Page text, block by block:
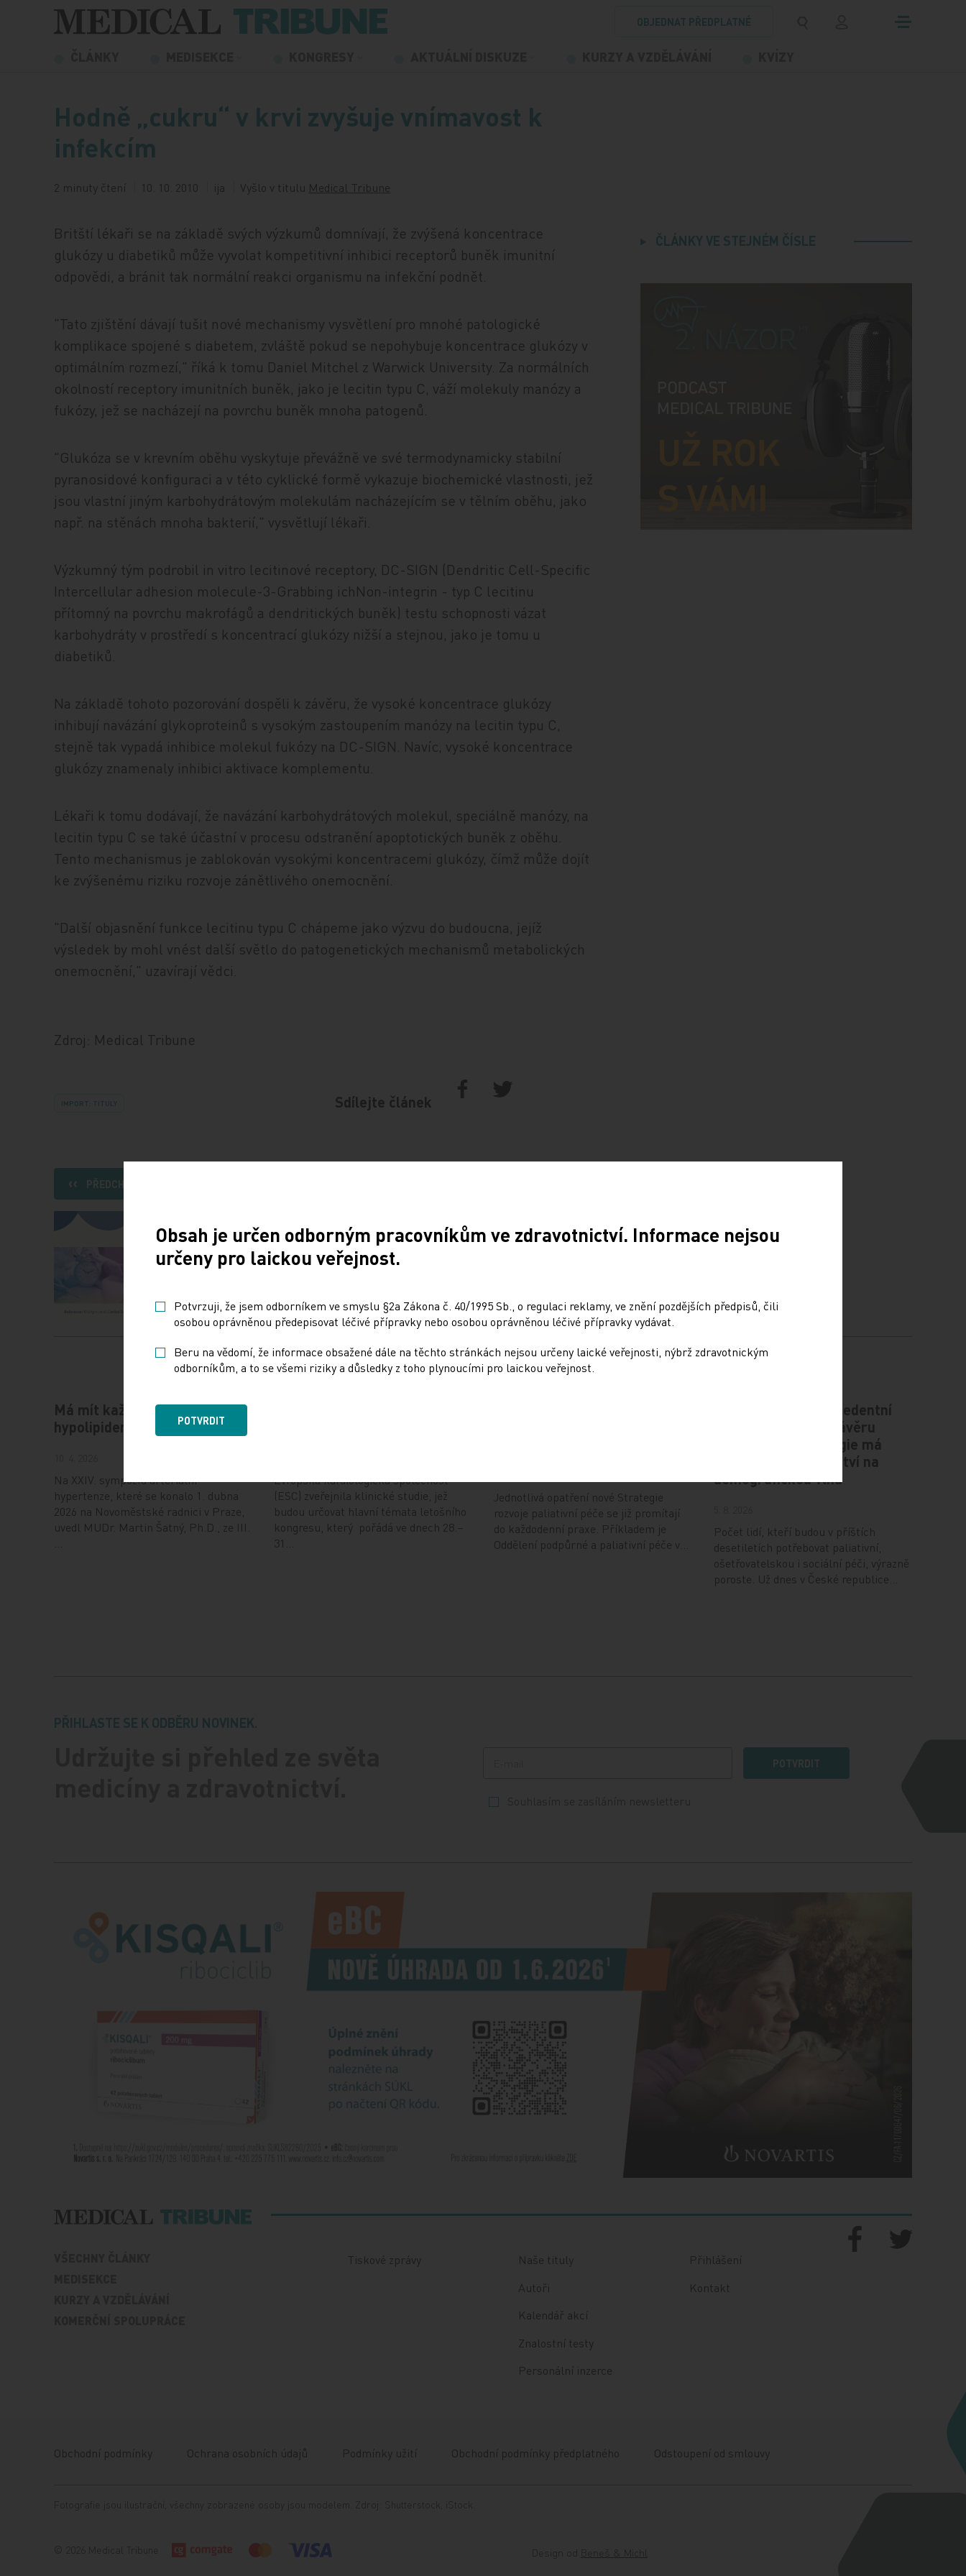
Přeskočit na obsah
OBJEDNAT PŘEDPLATNÉ
Hodně „cukru“ v krvi zvyšuje vnímavost k
infekcím
2 minuty čtení 10. 10. 2010 ija Vyšlo v titulu Medical Tribune
Britští lékaři se na základě svých výzkumů domnívají, že zvýšená koncentrace
glukózy u diabetiků může vyvolat kompetitivní inhibici receptorů buněk imunitní
odpovědi, a bránit tak normální reakci organismu na infekční podnět.
"Tato zjištění dávají tušit nové mechanismy vysvětlení pro mnohé patologické
komplikace spojené s diabetem, zvláště pokud se nepohybuje koncentrace glukózy v
optimálním rozmezí," říká k tomu Daniel Mitchel z Warwick University. Za normálních
okolností receptory imunitních buněk, jako je lecitin typu C, váží molekuly manózy a
fukózy, jež se nacházejí na povrchu buněk mnoha patogenů.
"Glukóza se v krevním oběhu vyskytuje převážně ve své termodynamicky stabilní
pyranosidové konfiguraci a v této cyklické formě vykazuje biochemické vlastnosti, jež
jsou vlastní jiným karbohydrátovým molekulám nacházejícím se v tělním oběhu, jako
např. na stěnách mnoha bakterií," vysvětlují lékaři.
Výzkumný tým podrobil in vitro lecitinové receptory, DC-SIGN (Dendritic Cell-Specific
Intercellular adhesion molecule-3-Grabbing ichNon-integrin - typ C lecitinu
přítomný na povrchu makrofágů a dendritických buněk) testu schopnosti vázat
karbohydráty v prostředí s koncentrací glukózy nižší a stejnou, jako je tomu u
diabetiků.
Na základě tohoto pozorování dospěli k závěru, že vysoké koncentrace glukózy
inhibují navázání glykoproteinů s vysokým zastoupením manózy na lecitin typu C,
stejně tak vypadá inhibice molekul fukózy na DC-SIGN. Navíc, vysoké koncentrace
glukózy znamenaly inhibici aktivace komplementu.
Lékaři k tomu dodávají, že navázání karbohydrátových molekul, speciálně manózy, na
lecitin typu C se také účastní v procesu odstranění apoptotických buněk z oběhu.
Tento mechanismus je zablokován vysokými koncentracemi glukózy, čímž může dojít
ke zvýšenému riziku rozvoje zánětlivého onemocnění.
"Další objasnění funkce lecitinu typu C chápeme jako výzvu do budoucna, jejíž
výsledek by mohl vnést další světlo do patogenetických mechanismů metabolických
onemocnění," uzavírají vědci.
Zdroj: Medical Tribune
IMPORT: TITULY Sdílejte článek
PŘEDCHOZÍ ČLÁNEK
ČLÁNKY VE STEJNÉM ČÍSLE
Doporučené
Má mít každý hypertonik
hypolipidemikum?
Na XXIV. sympoziu arteriální
hypertenze, které se konalo 1. dubna
2026 na Novoměstské radnici v Praze,
uvedl MUDr. Martin Šatný, Ph.D., ze III.
Evropská kardiologická společnost
(ESC) zveřejnila klinické studie, jež
budou určovat hlavní témata letošního
kongresu, který pořádá ve dnech 28.–
31…
Jednotlivá opatření nové Strategie
rozvoje paliativní péče se již promítají
do každodenní praxe. Příkladem je
Oddělení podpůrné a paliativní péče v…
Česko čeká bezprecedentní
nárůst pacientů v závěru
života. Nová strategie má
připravit zdravotnictví na
demografickou vlnu
Počet lidí, kteří budou v příštích
desetiletích potřebovat paliativní,
ošetřovatelskou i sociální péči, výrazně
poroste. Už dnes v České republice…
PŘIHLASTE SE K ODBĚRU NOVINEK.
POTVRDIT
Tiskové zprávy
Naše tituly
Autoři
Kalendář akcí
Znalostní testy
Personální inzerce
Přihlášení
Kontakt
Obchodní podmínky Ochrana osobních údajů Podmínky užití Obchodní podmínky předplatného Odstoupení od smlouvy
Fotografie jsou ilustrační, všechny zobrazené osoby jsou modelem. Zdroj: Shutterstock, iStock.
© 2026 Medical Tribune Beneš & Michl
Obsah je určen odborným pracovníkům ve zdravotnictví. Informace nejsou
určeny pro laickou veřejnost.
Potvrzuji, že jsem odborníkem ve smyslu §2a Zákona č. 40/1995 Sb., o regulaci reklamy, ve znění pozdějších předpisů, čili
osobou oprávněnou předepisovat léčivé přípravky nebo osobou oprávněnou léčivé přípravky vydávat.
Beru na vědomí, že informace obsažené dále na těchto stránkách nejsou určeny laické veřejnosti, nýbrž zdravotnickým
odborníkům, a to se všemi riziky a důsledky z toho plynoucími pro laickou veřejnost.
POTVRDIT